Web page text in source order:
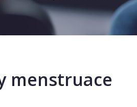
menstruace